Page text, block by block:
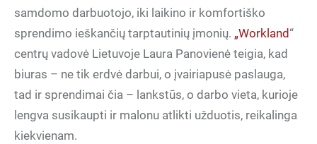
samdomo darbuotojo, iki laikino ir komfortiško
sprendimo ieškančių tarptautinių įmonių. „Workland “
centrų vadovė Lietuvoje Laura Panovienė teigia, kad
biuras – ne tik erdvė darbui, o įvairiapusė paslauga,
tad ir sprendimai čia – lankstūs, o darbo vieta, kurioje
lengva susikaupti ir malonu atlikti užduotis, reikalinga
kiekvienam.